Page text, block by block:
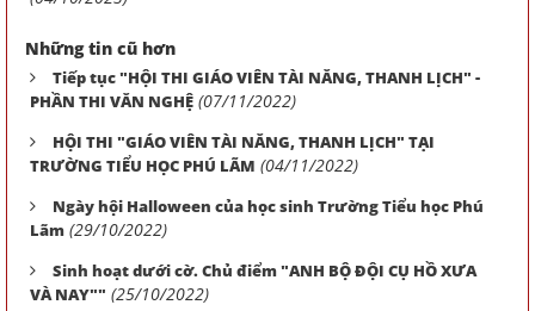
Những tin cũ hơn
Tiếp tục "HỘI THI GIÁO VIÊN TÀI NĂNG, THANH LỊCH" -
PHẦN THI VĂN NGHỆ (07/11/2022)
HỘI THI "GIÁO VIÊN TÀI NĂNG, THANH LỊCH" TẠI
TRƯỜNG TIỂU HỌC PHÚ LÃM (04/11/2022)
Ngày hội Halloween của học sinh Trường Tiểu học Phú
Lãm (29/10/2022)
Sinh hoạt dưới cờ. Chủ điểm "ANH BỘ ĐỘI CỤ HỒ XƯA
VÀ NAY"" (25/10/2022)